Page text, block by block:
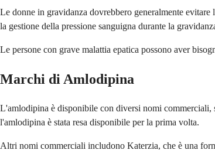
Le donne in gravidanza dovrebbero generalmente
la gestione della pressione sanguigna durante la
Le persone con grave malattia epatica possono aver
Marchi di Amlodipina
L'amlodipina è disponibile con diversi nomi commerciali,
l'amlodipina è stata resa disponibile per la prima volta.
Altri nomi commerciali includono Katerzia, che è una